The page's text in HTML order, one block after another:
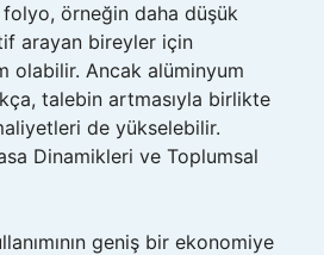
örneğin daha düşük
arayan bireyler için
olabilir. Ancak alüminyum
talebin artmasıyla birlikte
de yükselebilir.
Dinamikleri ve Toplumsal
geniş bir ekonomiye